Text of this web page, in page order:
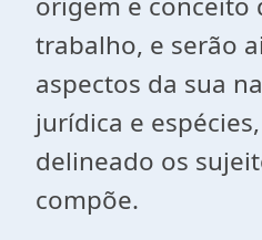
trabalho, e serão
aspectos da sua
jurídica e
delineado os
compõe.